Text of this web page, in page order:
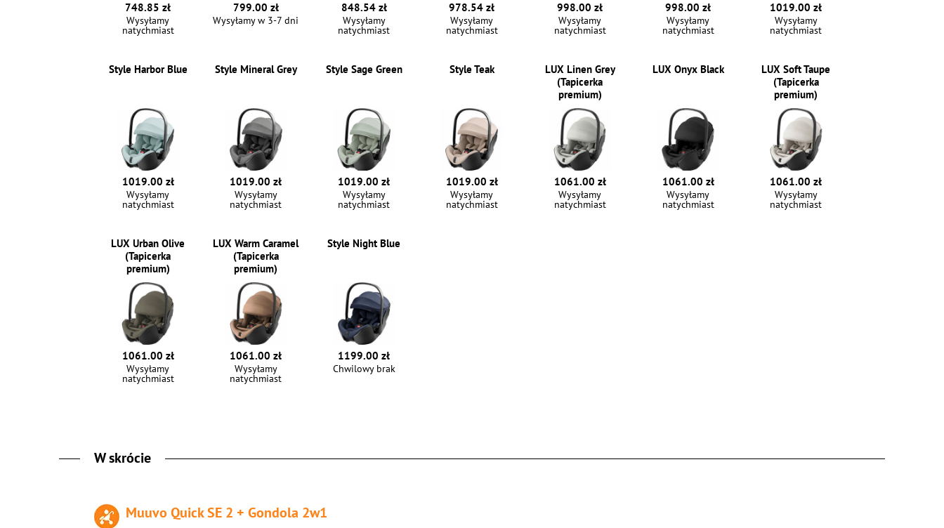
748.85 zł
Wysyłamy
natychmiast
799.00 zł
Wysyłamy w 3-7 dni
848.54 zł
Wysyłamy
natychmiast
978.54 zł
Wysyłamy
natychmiast
998.00 zł
Wysyłamy
natychmiast
998.00 zł
Wysyłamy
natychmiast
1019.00 zł
Wysyłamy
natychmiast
Style Harbor Blue
1019.00 zł
Wysyłamy
natychmiast
Style Mineral Grey
1019.00 zł
Wysyłamy
natychmiast
Style Sage Green
1019.00 zł
Wysyłamy
natychmiast
Style Teak
1019.00 zł
Wysyłamy
natychmiast
LUX Linen Grey
(Tapicerka
premium)
1061.00 zł
Wysyłamy
natychmiast
LUX Onyx Black
1061.00 zł
Wysyłamy
natychmiast
LUX Soft Taupe
(Tapicerka
premium)
1061.00 zł
Wysyłamy
natychmiast
LUX Urban Olive
(Tapicerka
premium)
1061.00 zł
Wysyłamy
natychmiast
LUX Warm Caramel
(Tapicerka
premium)
1061.00 zł
Wysyłamy
natychmiast
Style Night Blue
1199.00 zł
Chwilowy brak
W skrócie
Muuvo Quick SE 2 + Gondola 2w1